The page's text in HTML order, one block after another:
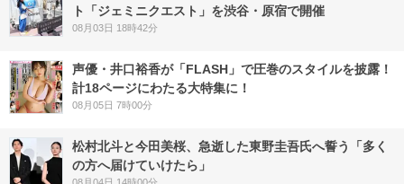
ト「ジェミニクエスト」を渋谷・原宿で開催
08月03日 18時42分
声優・井口裕香が「FLASH」で圧巻のスタイルを披露！
計18ページにわたる大特集に！
08月05日 7時00分
松村北斗と今田美桜、急逝した東野圭吾氏へ誓う「多く
の方へ届けていけたら」